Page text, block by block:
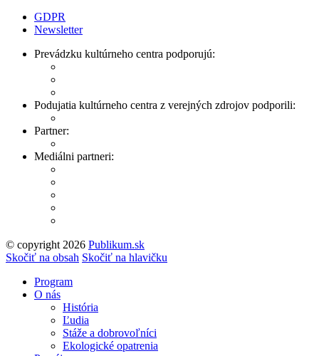
GDPR
Newsletter
Prevádzku kultúrneho centra podporujú:
Podujatia kultúrneho centra z verejných zdrojov podporili:
Partner:
Mediálni partneri:
© copyright 2026 Publikum.sk
Tvorba stránok: Enjoy
Skočiť na obsah Skočiť na hlavičku
Program
O nás
História
Ľudia
Stáže a dobrovoľníci
Ekologické opatrenia